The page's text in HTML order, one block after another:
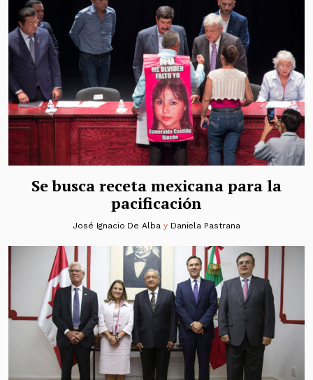
Se busca receta mexicana para la
pacificación
José Ignacio De Albay Daniela Pastrana